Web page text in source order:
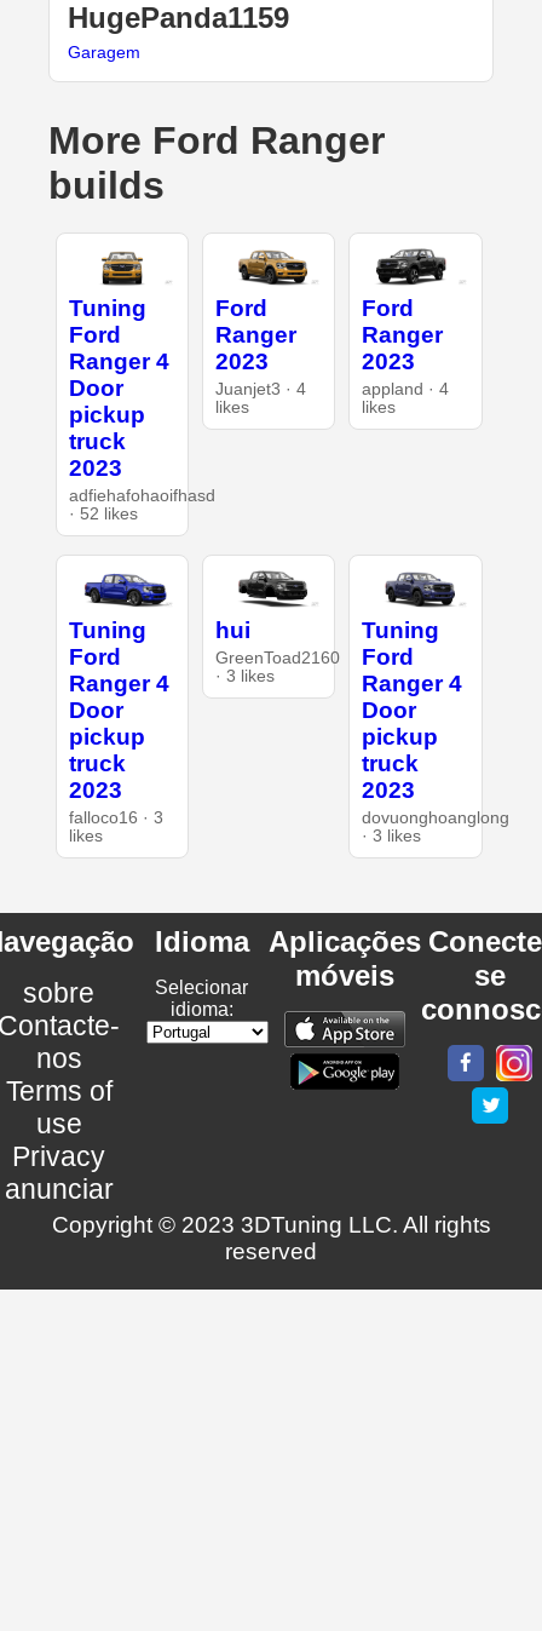
HugePanda1159
Garagem
More Ford Ranger
builds
Tuning
Ford
Ranger 4
Door
pickup
truck
2023
adfiehafohaoifhasd
· 52 likes
Ford
Ranger
2023
Juanjet3 · 4
likes
Ford
Ranger
2023
appland · 4
likes
Tuning
Ford
Ranger 4
Door
pickup
truck
2023
falloco16 · 3
likes
hui
GreenToad2160
· 3 likes
Tuning
Ford
Ranger 4
Door
pickup
truck
2023
dovuonghoanglong
· 3 likes
sobre
nos
Terms of
use
Privacy
anunciar
Idioma
Selecionar
idioma:
Aplicações
móveis
se
Copyright © 2023 3DTuning LLC. All rights
reserved